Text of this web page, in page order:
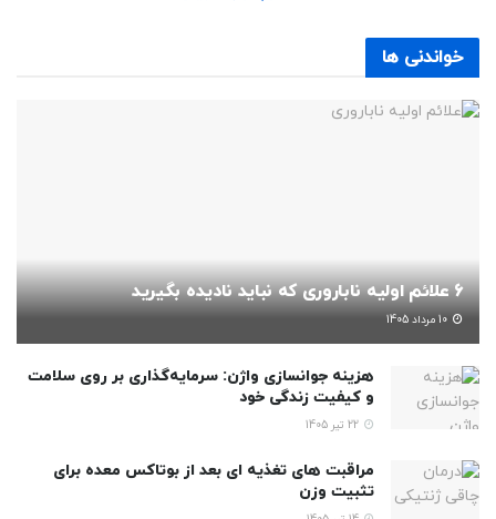
خواندنی ها
6 علائم اولیه ناباروری که نباید نادیده بگیرید
هزینه جوانسازی واژن: سرمایه‌گذاری بر روی سلامت
و کیفیت زندگی خود
مراقبت های تغذیه ای بعد از بوتاکس معده برای
تثبیت وزن